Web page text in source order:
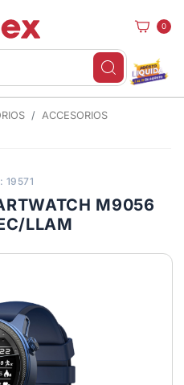
0
ACCESORIOS
19571
M9056
LLAM